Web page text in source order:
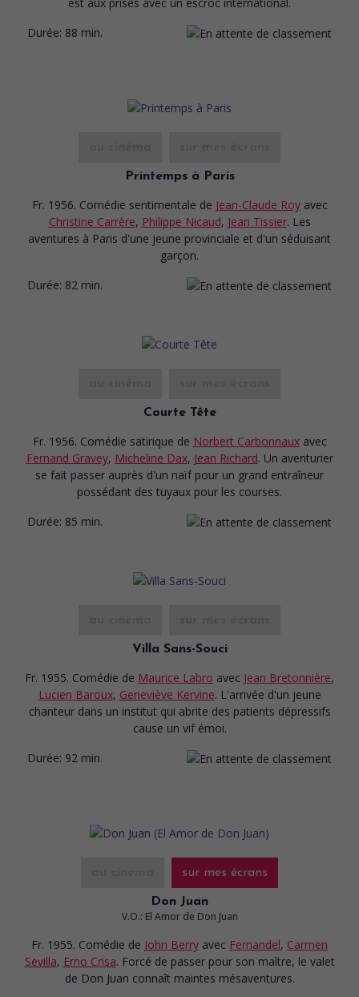
Durée: 88 min.
Printemps à Paris
Fr. 1956. Comédie sentimentale de Jean-Claude Roy avec
Christine Carrère, Philippe Nicaud, Jean Tissier. Les
aventures à Paris d'une jeune provinciale et d'un séduisant
garçon.
Durée: 82 min.
Courte Tête
Fr. 1956. Comédie satirique de Norbert Carbonnaux avec
Fernand Gravey, Micheline Dax, Jean Richard. Un aventurier
se fait passer auprès d'un naïf pour un grand entraîneur
possédant des tuyaux pour les courses.
Durée: 85 min.
Villa Sans-Souci
Fr. 1955. Comédie de Maurice Labro avec Jean Bretonnière,
Lucien Baroux, Geneviève Kervine. L'arrivée d'un jeune
chanteur dans un institut qui abrite des patients dépressifs
cause un vif émoi.
Durée: 92 min.
sur mes écrans
Don Juan
V.O.: El Amor de Don Juan
Fr. 1955. Comédie de John Berry avec Fernandel, Carmen
Sevilla, Erno Crisa. Forcé de passer pour son maître, le valet
de Don Juan connaît maintes mésaventures.